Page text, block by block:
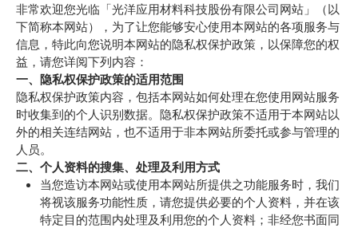
非常欢迎您光临「光洋应用材料科技股份有限公司网站」（以
下简称本网站），为了让您能够安心使用本网站的各项服务与
信息，特此向您说明本网站的隐私权保护政策，以保障您的权
益，请您详阅下列内容：
一、隐私权保护政策的适用范围
隐私权保护政策内容，包括本网站如何处理在您使用网站服务
时收集到的个人识别数据。隐私权保护政策不适用于本网站以
外的相关连结网站，也不适用于非本网站所委托或参与管理的
人员。
二、个人资料的搜集、处理及利用方式
当您造访本网站或使用本网站所提供之功能服务时，我们
将视该服务功能性质，请您提供必要的个人资料，并在该
特定目的范围内处理及利用您的个人资料；非经您书面同